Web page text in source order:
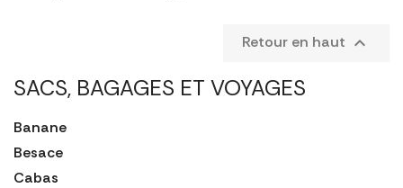
SACS, BAGAGES ET VOYAGES
Banane
Besace
Cabas
Retour en haut 